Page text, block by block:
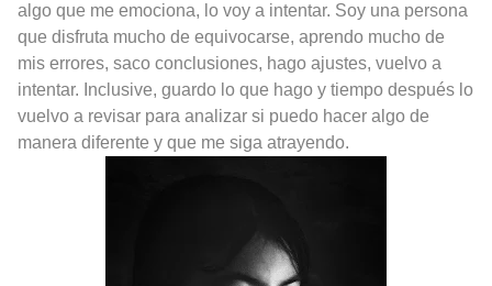
algo que me emociona, lo voy a intentar. Soy una persona
que disfruta mucho de equivocarse, aprendo mucho de
mis errores, saco conclusiones, hago ajustes, vuelvo a
intentar. Inclusive, guardo lo que hago y tiempo después lo
vuelvo a revisar para analizar si puedo hacer algo de
manera diferente y que me siga atrayendo.